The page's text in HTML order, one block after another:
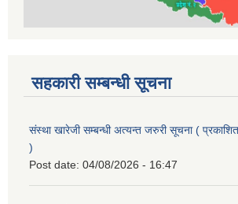
सहकारी सम्बन्धी सूचना
संस्था खारेजी सम्बन्धी अत्यन्त जरुरी सूचना (
)
Post date: 04/08/2026 - 16:47